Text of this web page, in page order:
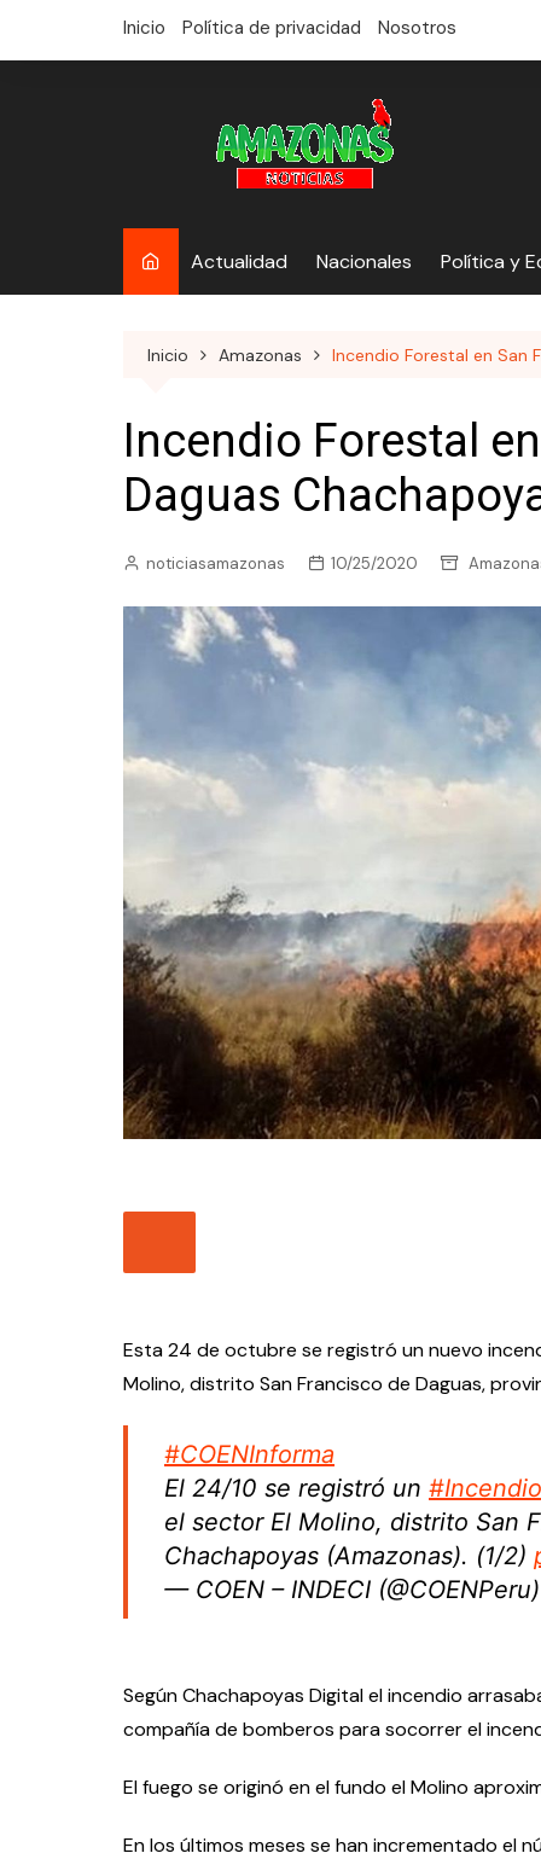
Inicio Política de privacidad Nosotros
Actualidad Nacionales Política y
Inicio Amazonas Incendio Forestal en San
Incendio Forestal
Daguas
noticiasamazonas 10/25/2020
Esta 24 de octubre se registró un nuevo
Molino, distrito San Francisco de Daguas,
#COENInforma
El 24/10 se registró un
el sector El Molino, distrito San
Chachapoyas (Amazonas). (1/2)
— COEN – INDECI (@COENPeru)
Según Chachapoyas Digital el incendio
compañía de bomberos para socorrer el
El fuego se originó en el fundo el Molino
En los últimos meses se han incrementado el